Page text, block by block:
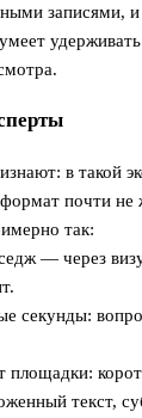
записями, и
в такой
почти не
так:
— через
секунды:
площадки:
текст,